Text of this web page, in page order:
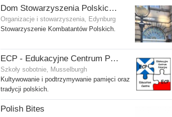
Dom Stowarzyszenia Polskich Kombatantów (SPK) w Edynburgu
Organizacje i stowarzyszenia, Edynburg
Stowarzyszenie Kombatantów Polskich.
ECP - Edukacyjne Centrum Polonijne SCIO - Musselburgh
Szkoły sobotnie, Musselburgh
Kultywowanie i podtrzymywanie pamięci oraz
tradycji polskich.
Polish Bites